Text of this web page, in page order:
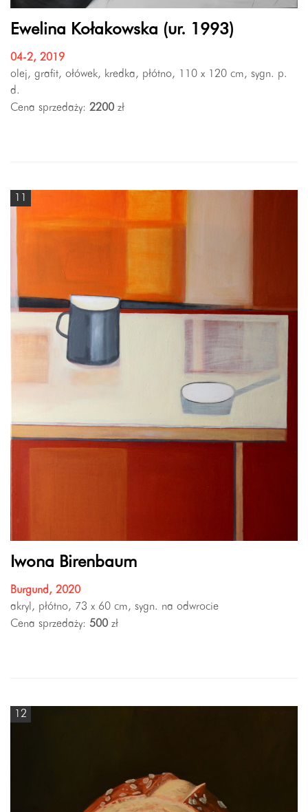
Ewelina Kołakowska (ur. 1993)
04-2, 2019
olej, grafit, ołówek, kredka, płótno, 110 x 120 cm, sygn. p.
d.
Cena sprzedaży: 2200 zł
Iwona Birenbaum
Burgund, 2020
akryl, płótno, 73 x 60 cm, sygn. na odwrocie
Cena sprzedaży: 500 zł
12